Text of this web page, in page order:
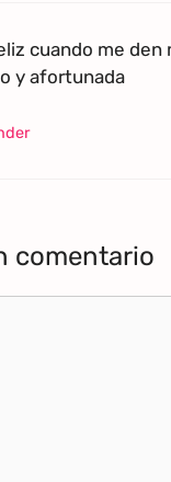
cuando me den
y afortunada
comentario